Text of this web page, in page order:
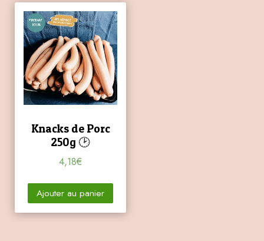
Knacks de Porc
250g 🕑
4,18€
Ajouter au panier